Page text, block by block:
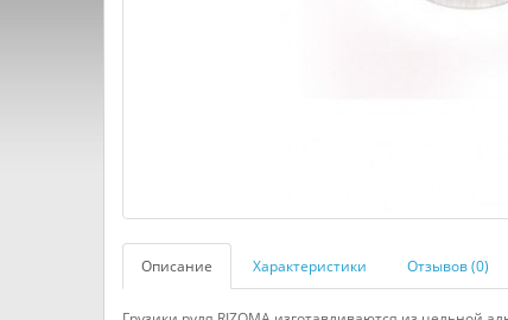
Описание Характеристики Отзывов (0)